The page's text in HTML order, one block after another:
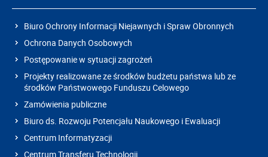
Biuro Ochrony Informacji Niejawnych i Spraw Obronnych
Ochrona Danych Osobowych
Postępowanie w sytuacji zagrożeń
Projekty realizowane ze środków budżetu państwa lub ze
środków Państwowego Funduszu Celowego
Zamówienia publiczne
Biuro ds. Rozwoju Potencjału Naukowego i Ewaluacji
Centrum Informatyzacji
Centrum Transferu Technologii